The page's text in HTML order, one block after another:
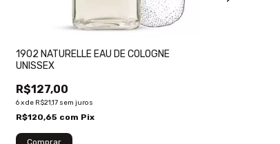
1902 NATURELLE EAU DE COLOGNE
UNISSEX
R$127,00
6xde R$21,17 sem juros
R$120,65 com Pix